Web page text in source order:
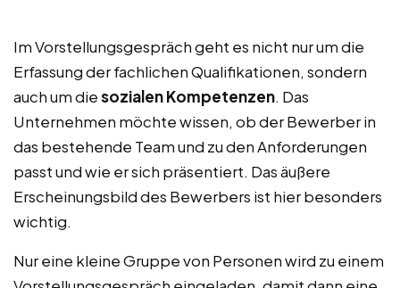
Im Vorstellungsgespräch geht es nicht nur um die
Erfassung der fachlichen Qualifikationen, sondern
auch um diesozialen Kompetenzen. Das
Unternehmen möchte wissen, ob der Bewerber in
das bestehende Team und zu den Anforderungen
passt und wie er sich präsentiert. Das äußere
Erscheinungsbild des Bewerbers ist hier besonders
wichtig.
Nur eine kleine Gruppe von Personen wird zu einem